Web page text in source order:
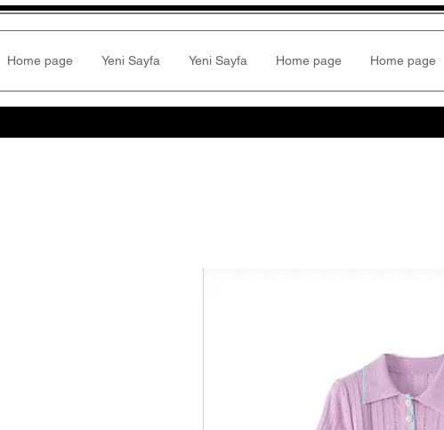
Home page Yeni Sayfa Yeni Sayfa Home page Home page